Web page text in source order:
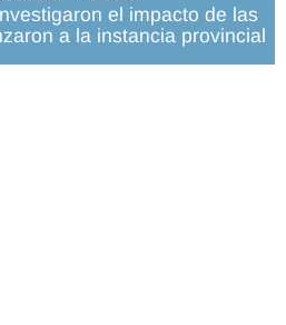
el impacto de las
a la instancia provincial